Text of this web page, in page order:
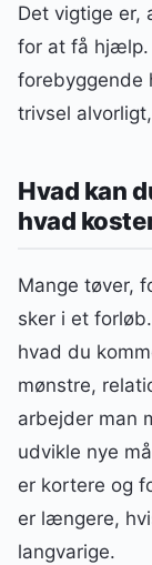
Det vigtige er,
for at få hjælp.
forebyggende
trivsel
Hvad kan
hvad
Mange tøver,
sker i et
hvad du
mønstre,
arbejder man
udvikle nye
er kortere og
er længere,
langvarige.